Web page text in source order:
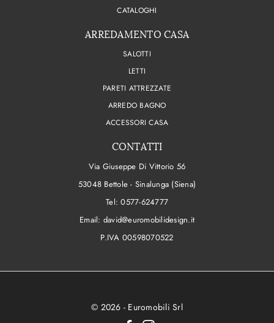
CATALOGHI
ARREDAMENTO CASA
SALOTTI
LETTI
PARETI ATTREZZATE
ARREDO BAGNO
ACCESSORI CASA
CONTATTI
Via Giuseppe Di Vittorio 56
53048 Bettole - Sinalunga (Siena)
Tel:0577-624777
Email: david@euromobilidesign.it
P.IVA 00598070522
© 2026 - Euromobili Srl